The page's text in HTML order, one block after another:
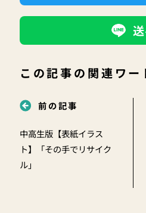
この記事の関連ワー
前の記事
中高生版【表紙イラス
ト】「その手でリサイク
ル」